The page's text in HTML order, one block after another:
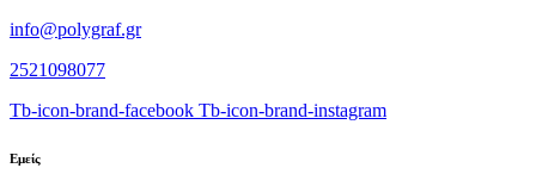
info@polygraf.gr
2521098077
Tb-icon-brand-facebook Tb-icon-brand-instagram
Εμείς